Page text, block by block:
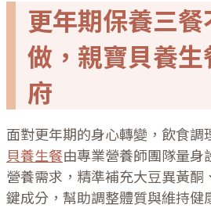
更年期保養三
做，親寶貝養
府
面對更年期的身心轉變，飲食調
貝養生餐由專業營養師團隊量
營養需求，精準補充大豆異黃酮
鍵成分，幫助調整體質與維持健